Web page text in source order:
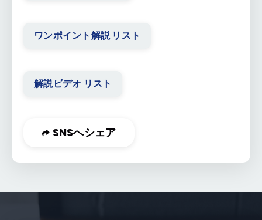
ワンポイント解説 リスト
解説ビデオ リスト
SNSへシェア